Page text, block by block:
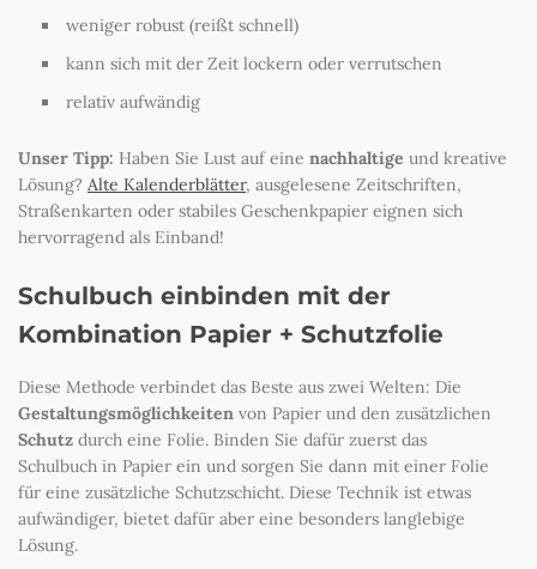
weniger robust (reißt schnell)
kann sich mit der Zeit lockern oder verrutschen
relativ aufwändig
Unser Tipp: Haben Sie Lust auf eine nachhaltige und kreative
Lösung? Alte Kalenderblätter, ausgelesene Zeitschriften,
Straßenkarten oder stabiles Geschenkpapier eignen sich
hervorragend als Einband!
Schulbuch einbinden mit der
Kombination Papier + Schutzfolie
Diese Methode verbindet das Beste aus zwei Welten: Die
Gestaltungsmöglichkeiten von Papier und den zusätzlichen
Schutz durch eine Folie. Binden Sie dafür zuerst das
Schulbuch in Papier ein und sorgen Sie dann mit einer Folie
für eine zusätzliche Schutzschicht. Diese Technik ist etwas
aufwändiger, bietet dafür aber eine besonders langlebige
Lösung.